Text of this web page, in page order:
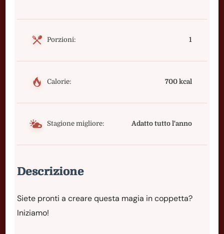
Porzioni: 1
Calorie: 700 kcal
Stagione migliore: Adatto tutto l'anno
Descrizione
Siete pronti a creare questa magia in coppetta?
Iniziamo!